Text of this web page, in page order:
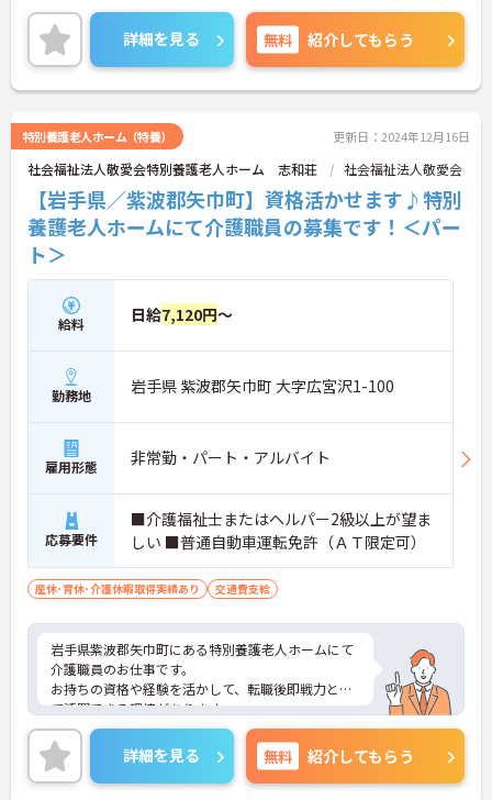
残業は基本ないので、ワークライフバランスを保ち
ながらご勤務いただけます。また、マイカー通勤が
可能なので、通勤が苦になりません。無料駐車場を
完備している事業所です。
ご興味のある方には、面接対策ポイントなど、さら
さい！
詳細を見る 無料 紹介してもらう
特別養護老人ホーム（特養） 更新日：2024年12月16日
社会福祉法人敬愛会特別養護老人ホーム 志和荘 社会福祉法人敬愛会
【岩手県／紫波郡矢巾町】資格活かせます♪特別
養護老人ホームにて介護職員の募集です！＜パー
ト＞
給料 日給7,120円～
勤務地 岩手県 紫波郡矢巾町 大字広宮沢1-100
雇用形態 非常勤・パート・アルバイト
応募要件
■介護福祉士またはヘルパー2級以上が望ま
しい ■普通自動車運転免許（ＡＴ限定可）
産休･育休･介護休暇取得実績あり 交通費支給
岩手県紫波郡矢巾町にある特別養護老人ホームにて
介護職員のお仕事です。
お持ちの資格や経験を活かして、転職後即戦力とし
て活躍できる環境があります。
ご興味ある方には、面接対策ポイントなど、さらに
詳細をお話しいたしますのでお気軽にご相談くださ
い。
詳細を見る 無料 紹介してもらう